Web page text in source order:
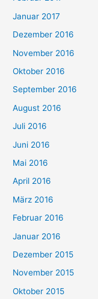
Januar 2017
Dezember 2016
November 2016
Oktober 2016
September 2016
August 2016
Juli 2016
Juni 2016
Mai 2016
April 2016
März 2016
Februar 2016
Januar 2016
Dezember 2015
November 2015
Oktober 2015